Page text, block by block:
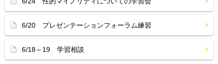
6/20 プレゼンテーションフォーラム練習
6/18～19 学習相談